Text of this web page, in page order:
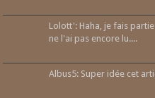
Lolott': Haha, je fais
ne l'ai pas encore lu....
Albus5: Super idée cet